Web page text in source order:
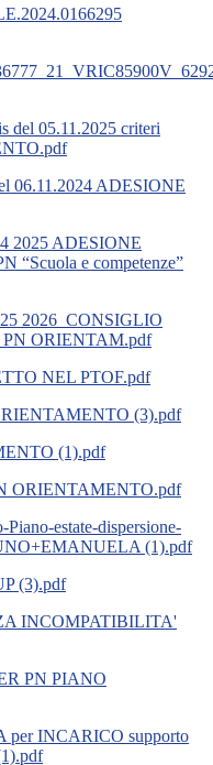
del 05.11.2025 criteri
06.11.2024 ADESIONE
2025 ADESIONE
“Scuola e competenze”
2026_CONSIGLIO
PN ORIENTAM.pdf
NEL PTOF.pdf
(3).pdf
(1).pdf
ORIENTAMENTO.pdf
estate-dispersione-
(1).pdf
(3).pdf
INCOMPATIBILITA'
PN PIANO
per INCARICO supporto